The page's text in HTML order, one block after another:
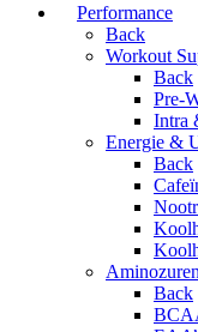
Performance
Back
Workout
Back
Pre-
Intra
Energie &
Back
Aminozuren
Back